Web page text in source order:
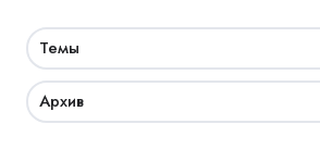
Темы
Архив